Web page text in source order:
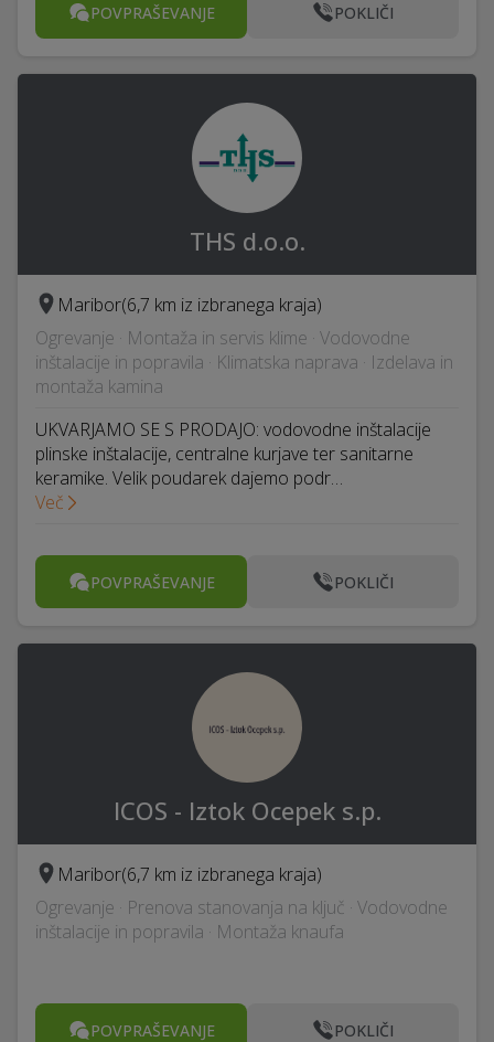
POVPRAŠEVANJE POKLIČI
THS d.o.o.
Maribor(6,7 km iz izbranega kraja)
Ogrevanje · Montaža in servis klime · Vodovodne
inštalacije in popravila · Klimatska naprava · Izdelava in
montaža kamina
UKVARJAMO SE S PRODAJO: vodovodne inštalacije
plinske inštalacije, centralne kurjave ter sanitarne
keramike. Velik poudarek dajemo podr…
Več
POVPRAŠEVANJE POKLIČI
ICOS - Iztok Ocepek s.p.
Maribor(6,7 km iz izbranega kraja)
Ogrevanje · Prenova stanovanja na ključ · Vodovodne
inštalacije in popravila · Montaža knaufa
POVPRAŠEVANJE POKLIČI